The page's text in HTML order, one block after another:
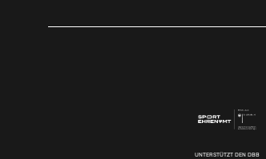
UNTERSTÜTZT DEN DBB